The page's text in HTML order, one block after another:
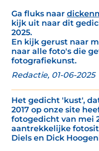
Ga fluks naar
kijk uit naar dit
2025.
En kijk gerust naar
naar alle foto's die
fotografiekunst.
Redactie, 01-06-2025
Het gedicht 'kust',
2017 op onze site
fotogedicht van mei
aantrekkelijke
Diels en Dick